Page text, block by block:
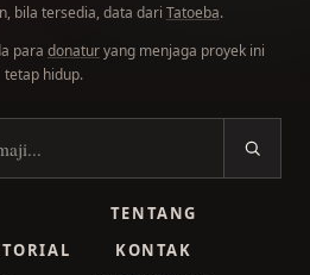
bila tersedia, data dari Tatoeba.
para donaturyang menjaga proyek ini
tetap hidup.
TENTANG
KONTAK